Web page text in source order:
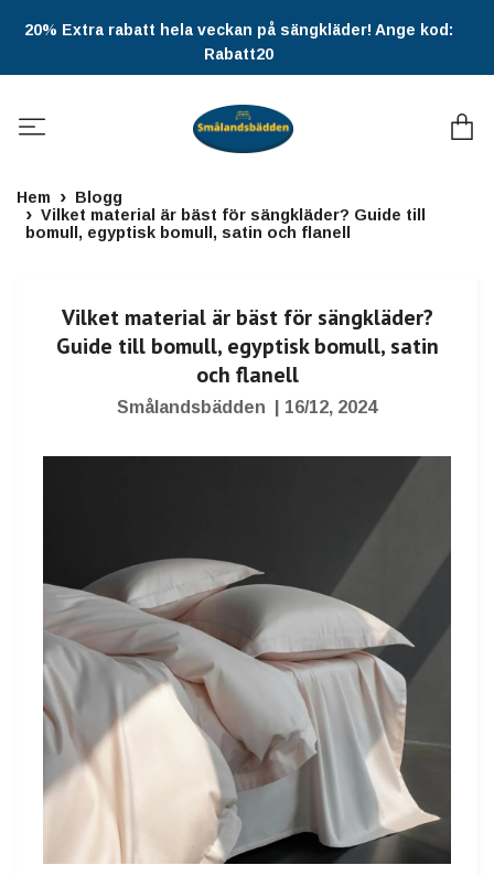
20% Extra rabatt hela veckan på sängkläder! Ange kod:
Rabatt20
Hem
Blogg
Vilket material är bäst för sängkläder? Guide till
bomull, egyptisk bomull, satin och flanell
Vilket material är bäst för sängkläder?
Guide till bomull, egyptisk bomull, satin
och flanell
Smålandsbädden 16/12, 2024